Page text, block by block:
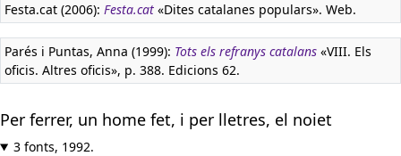
Festa.cat (2006): Festa.cat «Dites catalanes populars». Web.
Parés i Puntas, Anna (1999): Tots els refranys catalans «VIII. Els
oficis. Altres oficis», p. 388. Edicions 62.
Per ferrer, un home fet, i per lletres, el noiet
3 fonts, 1992.